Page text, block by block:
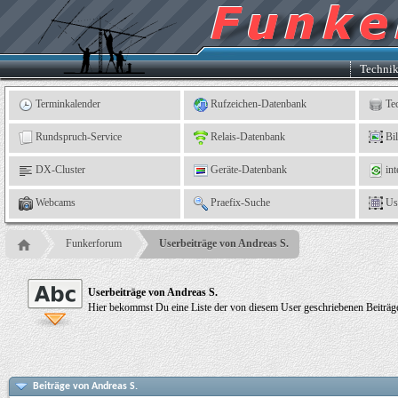
Kleingartenverein
e.
V.,
Leinefelde
Terminkalender Rufzeichen-Datenbank
Rundspruch-Service Relais-Datenbank
DX-Cluster Geräte-Datenbank
Webcams Praefix-Suche
Funkerforum Userbeiträge von Andreas S.
Userbeiträge von Andreas S.
Hier bekommst Du eine Liste der von diesem User geschriebenen
Beiträge von Andreas S.